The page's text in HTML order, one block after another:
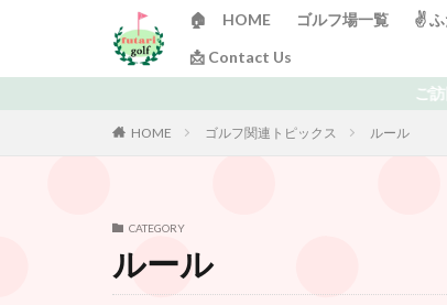
🏠 HOME ゴルフ場一覧 ✌️ ふ
📩 Contact Us
ご訪問ありがとうございます！ 日々ゴルフで
HOME ゴルフ関連トピックス ルール
CATEGORY
ルール